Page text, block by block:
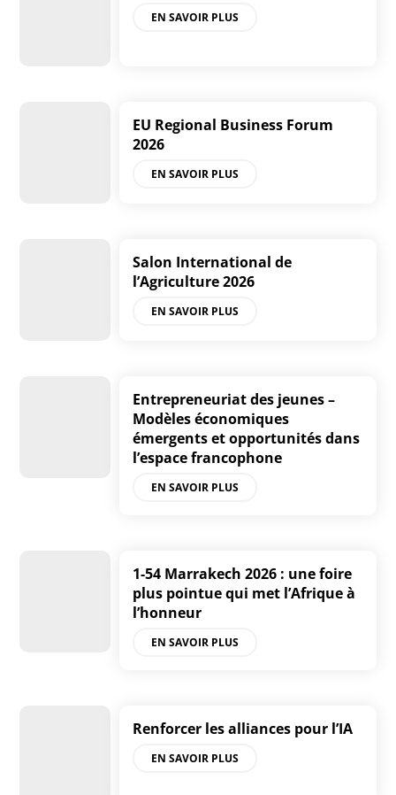
EN SAVOIR PLUS
EU Regional Business Forum
2026
EN SAVOIR PLUS
Salon International de
l’Agriculture 2026
EN SAVOIR PLUS
Entrepreneuriat des jeunes –
Modèles économiques
émergents et opportunités dans
l’espace francophone
EN SAVOIR PLUS
1-54 Marrakech 2026 : une foire
plus pointue qui met l’Afrique à
l’honneur
EN SAVOIR PLUS
Renforcer les alliances pour l’IA
EN SAVOIR PLUS